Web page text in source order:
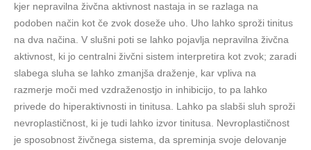
kjer nepravilna živčna aktivnost nastaja in se razlaga na
podoben način kot če zvok doseže uho. Uho lahko sproži tinitus
na dva načina. V slušni poti se lahko pojavlja nepravilna živčna
aktivnost, ki jo centralni živčni sistem interpretira kot zvok; zaradi
slabega sluha se lahko zmanjša draženje, kar vpliva na
razmerje moči med vzdraženostjo in inhibicijo, to pa lahko
privede do hiperaktivnosti in tinitusa. Lahko pa slabši sluh sproži
nevroplastičnost, ki je tudi lahko izvor tinitusa. Nevroplastičnost
je sposobnost živčnega sistema, da spreminja svoje delovanje